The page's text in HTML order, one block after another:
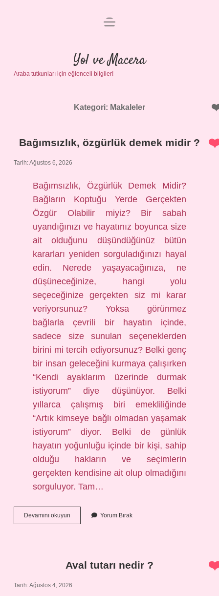
Anasayfa
Gizlilik Politikası
Yasal Uyarı
menüyü
Yol ve Macera
Araba tutkunları için eğlenceli bilgiler!
Kategori: Makaleler
Bağımsızlık, özgürlük demek midir ?
Tarih: Ağustos 6, 2026
Bağımsızlık, Özgürlük Demek Midir?
Bağların Koptuğu Yerde Gerçekten
Özgür Olabilir miyiz? Bir sabah
uyandığınızı ve hayatınız boyunca size
ait olduğunu düşündüğünüz bütün
kararları yeniden sorguladığınızı hayal
edin. Nerede yaşayacağınıza, ne
düşüneceğinize, hangi yolu
seçeceğinize gerçekten siz mi karar
veriyorsunuz? Yoksa görünmez
bağlarla çevrili bir hayatın içinde,
sadece size sunulan seçeneklerden
birini mi tercih ediyorsunuz? Belki genç
bir insan geleceğini kurmaya çalışırken
“Kendi ayaklarım üzerinde durmak
istiyorum” diye düşünüyor. Belki
yıllarca çalışmış biri emekliliğinde
“Artık kimseye bağlı olmadan yaşamak
istiyorum” diyor. Belki de günlük
hayatın yoğunluğu içinde bir kişi, sahip
olduğu hakların ve seçimlerin
gerçekten kendisine ait olup olmadığını
sorguluyor. Tam…
Devamını okuyun Bağımsızlık,
özgürlük
Yorum Bırak
Aval tutarı nedir ?
Tarih: Ağustos 4, 2026